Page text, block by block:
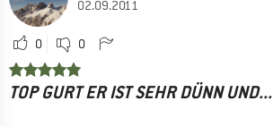
02.09.2011
0 0
TOP GURT ER IST SEHR DÜNN UND...